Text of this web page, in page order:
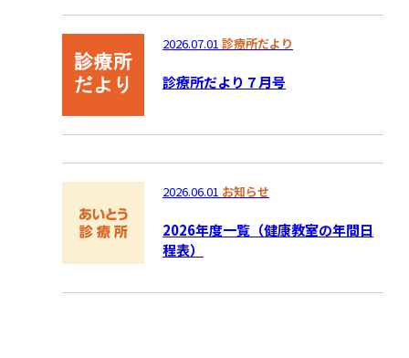
2026.07.01 診療所だより
診療所だより７月号
2026.06.01 お知らせ
2026年度一覧（健康教室の年間日
程表）